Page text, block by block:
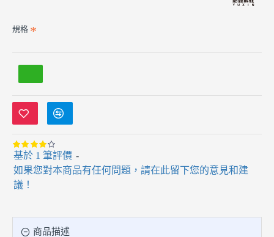
基於 1 筆評價 -
如果您對本商品有任何問題，請在此留下您的意見和建
議！
規格
商品描述